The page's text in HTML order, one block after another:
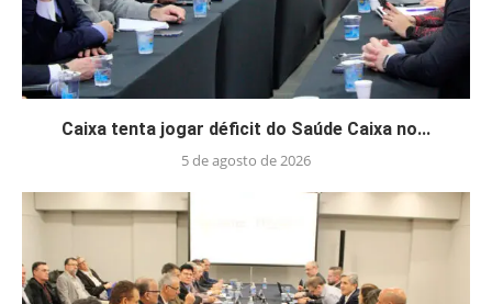
Caixa tenta jogar déficit do Saúde Caixa no...
5 de agosto de 2026